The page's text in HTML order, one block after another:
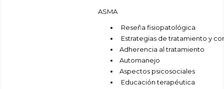
ASMA
Reseña fisiopatológica
Estrategias de tratamiento y
Adherencia al tratamiento
Automanejo
Aspectos psicosociales
Educación terapéutica